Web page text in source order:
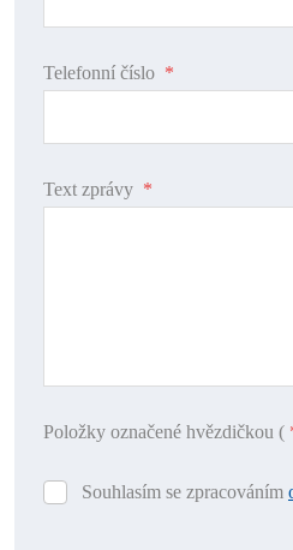
Telefonní číslo *
Text zprávy *
Položky označené hvězdičkou (
Souhlasím
Souhlasím se zpracováním